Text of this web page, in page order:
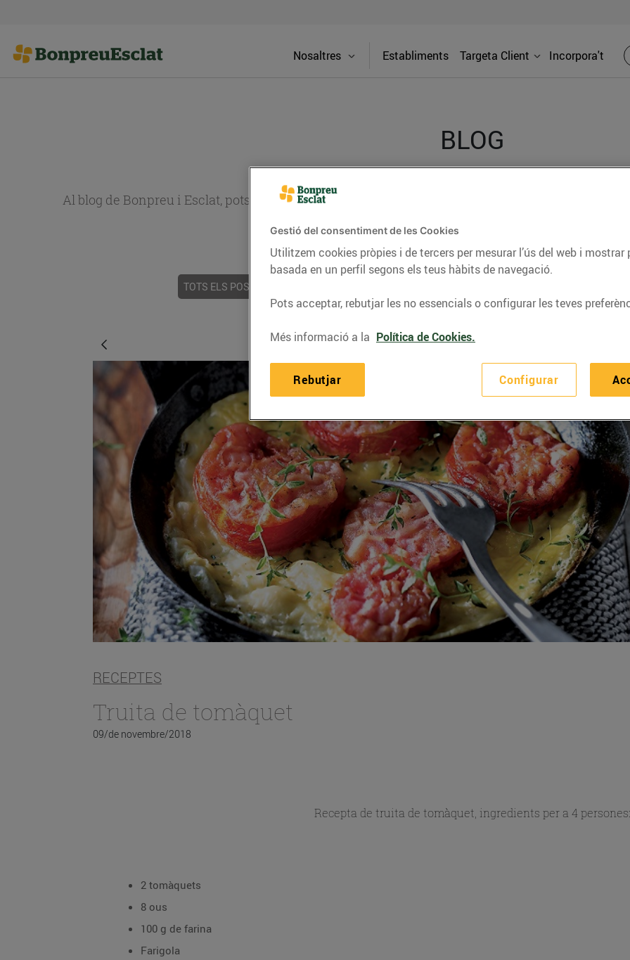
Nosaltres Establiments Targeta Client Incorpora't
BLOG
Al blog de Bonpreu i Esclat, pots trobar receptes, consells nutricionals, informació d’actualitat
del nostre territori i molts altres temes.
TOTS ELS POSTS
RECEPTES
Truita de tomàquet
09/de novembre/2018
Recepta de truita de tomàquet, ingredients per a 4 persones:
2 tomàquets
8 ous
100 g de farina
Farigola
Gestió del consentiment de les Cookies
Utilitzem cookies pròpies i de tercers per mesurar l’ús del web i
basada en un perfil segons els teus hàbits de navegació.
Pots acceptar, rebutjar les no essencials o configurar les teves
Més informació a la Política de Cookies.
Configurar
Rebutjar